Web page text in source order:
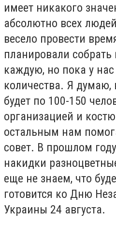
имеет никакого
абсолютно всех
весело провести
планировали собрать
каждую, но пока у нас
количества. Я думаю,
будет по 100-150
организацией и
остальным нам
совет. В прошлом
накидки
еще не знаем, что
готовится ко Дню
Украины 24 августа.